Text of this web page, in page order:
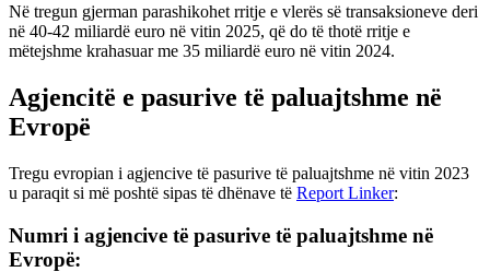
Në tregun gjerman parashikohet rritje e vlerës së transaksioneve deri
në 40-42 miliardë euro në vitin 2025, që do të thotë rritje e
mëtejshme krahasuar me 35 miliardë euro në vitin 2024.
Agjencitë e pasurive të paluajtshme në
Evropë
Tregu evropian i agjencive të pasurive të paluajtshme në vitin 2023
u paraqit si më poshtë sipas të dhënave të Report Linker:
Numri i agjencive të pasurive të paluajtshme në
Evropë: